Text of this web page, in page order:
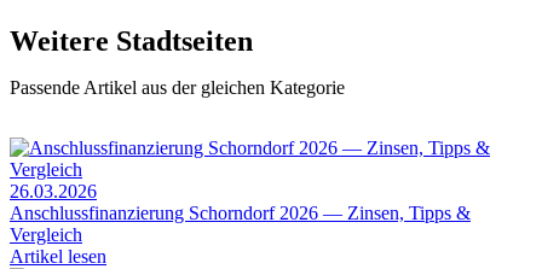
Weitere Stadtseiten
Passende Artikel aus der gleichen Kategorie
26.03.2026
Anschlussfinanzierung Schorndorf 2026 — Zinsen, Tipps &
Vergleich
Artikel lesen